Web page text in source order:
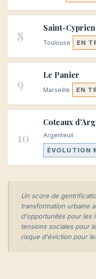
8
Saint-Cyprien
Toulouse EN
9
Le Panier
Marseille EN
10
Coteaux
Argenteuil
ÉVOLUTION
Un score de
transformation urbaine
d'opportunités pour les
tensions sociales pour
risque d'éviction pour